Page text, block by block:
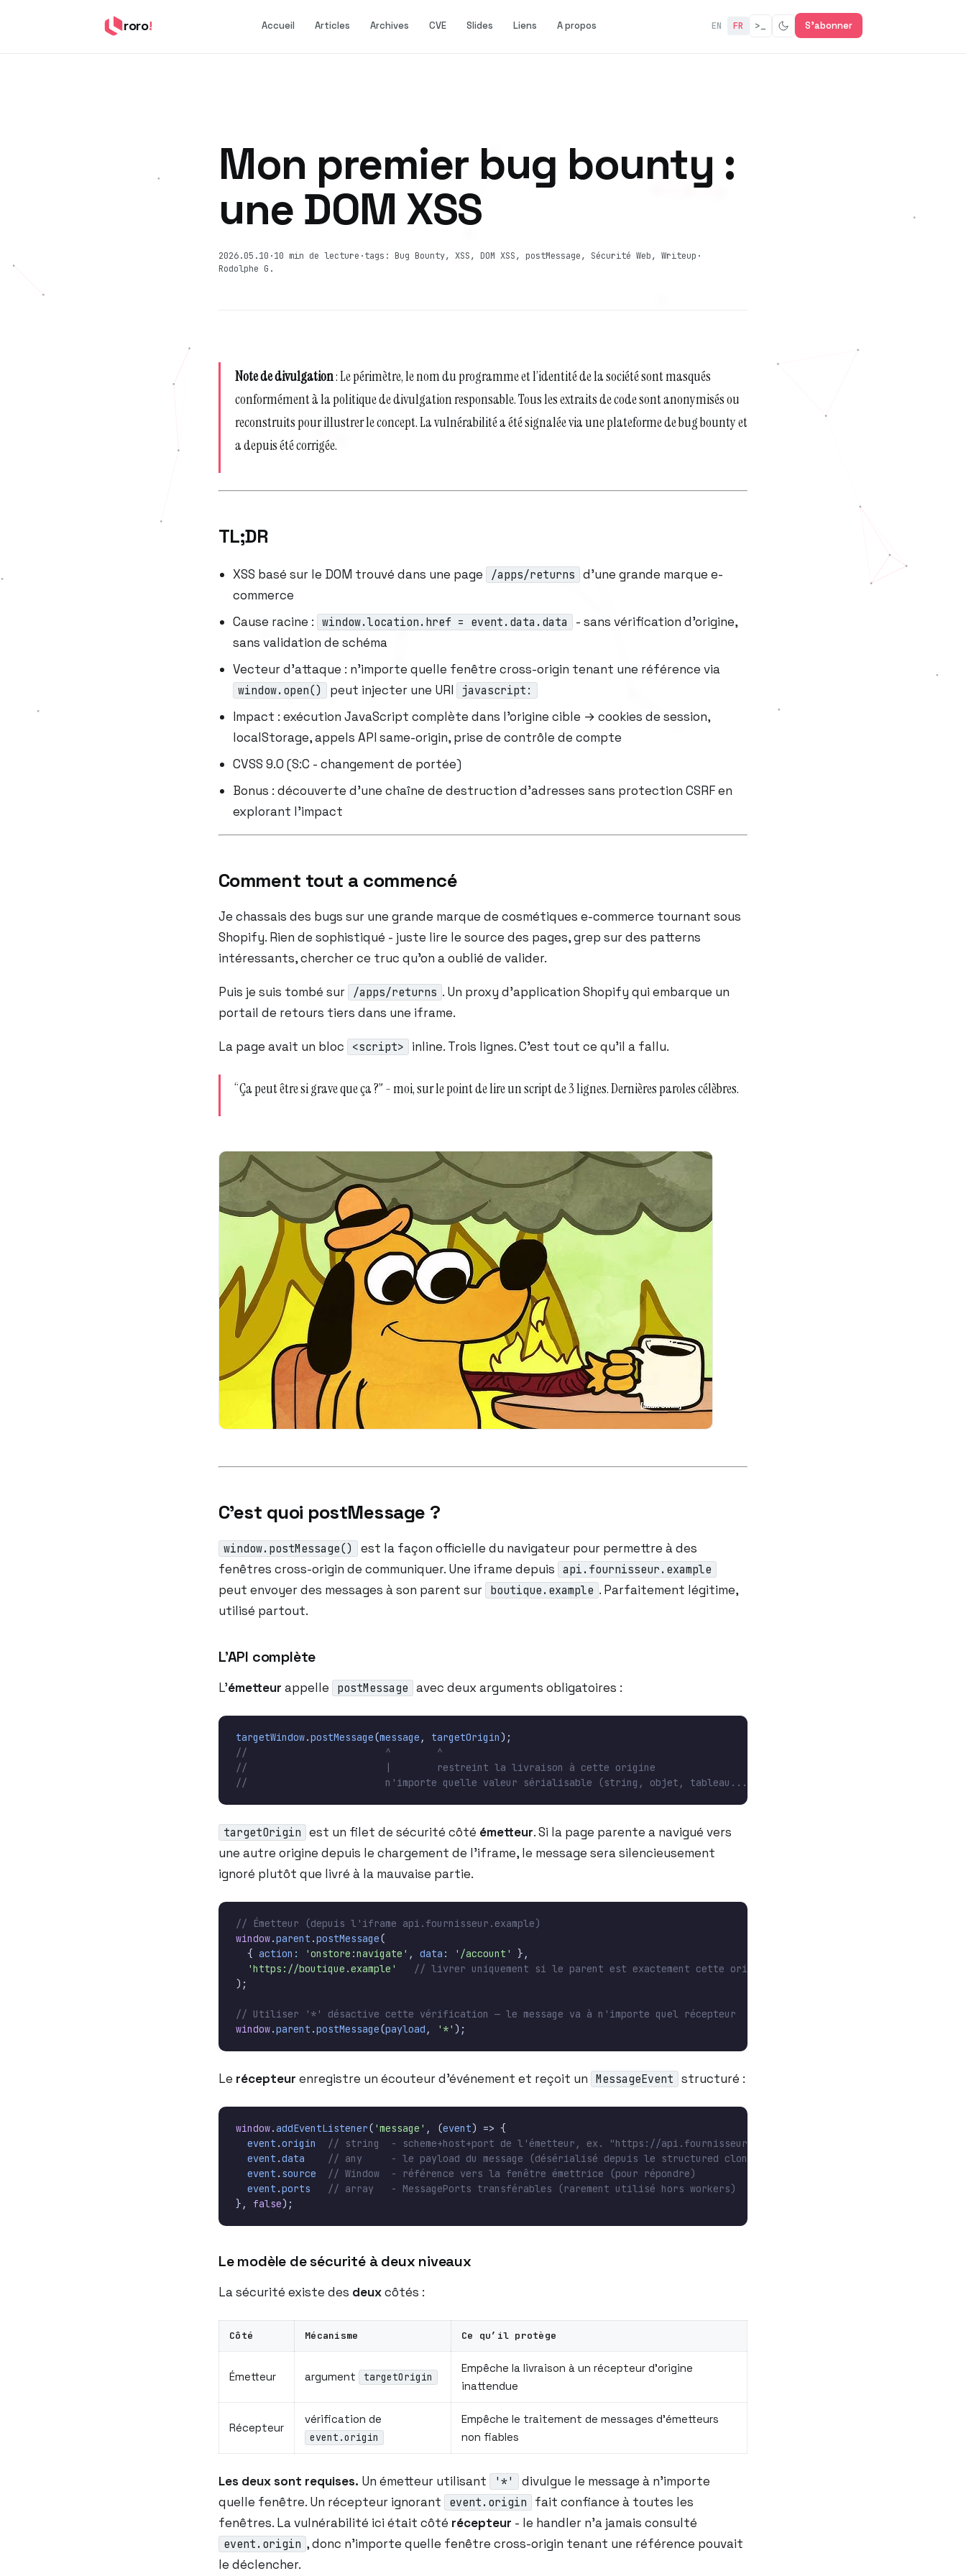
roro! Accueil Articles Archives CVE Slides Liens A propos EN FR >_ S'abonner
Mon premier bug bounty :
une DOM XSS
2026.05.10 ·10 min de lecture ·tags: Bug Bounty, XSS, DOM XSS, postMessage, Sécurité Web, Writeup ·
Rodolphe G.
Note de divulgation: Le périmètre, le nom du programme et l’identité de la société sont masqués
conformément à la politique de divulgation responsable. Tous les extraits de code sont anonymisés ou
reconstruits pour illustrer le concept. La vulnérabilité a été signalée via une plateforme de bug bounty et
a depuis été corrigée.
TL;DR
XSS basé sur le DOM trouvé dans une page /apps/returns
d’une grande marque e-
commerce
Cause racine :
window.location.href = event.data.data
- sans vérification d’origine,
sans validation de schéma
Vecteur d’attaque : n’importe quelle fenêtre cross-origin tenant une référence via
window.open() peut injecter une URI javascript:
Impact : exécution JavaScript complète dans l’origine cible → cookies de session,
localStorage, appels API same-origin, prise de contrôle de compte
CVSS 9.0 (S:C - changement de portée)
Bonus : découverte d’une chaîne de destruction d’adresses sans protection CSRF en
explorant l’impact
Comment tout a commencé
Je chassais des bugs sur une grande marque de cosmétiques e-commerce tournant sous
Shopify. Rien de sophistiqué - juste lire le source des pages, grep sur des patterns
intéressants, chercher ce truc qu’on a oublié de valider.
Puis je suis tombé sur /apps/returns . Un proxy d’application Shopify qui embarque un
portail de retours tiers dans une iframe.
La page avait un bloc <script> inline. Trois lignes. C’est tout ce qu’il a fallu.
“Ça peut être si grave que ça ?” - moi, sur le point de lire un script de 3 lignes. Dernières paroles célèbres.
C’est quoi postMessage ?
window.postMessage()
est la façon officielle du navigateur pour permettre à des
fenêtres cross-origin de communiquer. Une iframe depuis
api.fournisseur.example
peut envoyer des messages à son parent sur boutique.example . Parfaitement légitime,
utilisé partout.
L’API complète
L’émetteur appelle postMessage avec deux arguments obligatoires :
targetWindow.postMessage(message , targetOrigin);
targetOrigin est un filet de sécurité côté émetteur. Si la page parente a navigué vers
une autre origine depuis le chargement de l’iframe, le message sera silencieusement
ignoré plutôt que livré à la mauvaise partie.
window.parent .postMessage(
{ action : 'onstore:navigate' , data : '/account'
},
'https://boutique.example'
);
window.parent .postMessage(payload , '*' );
Le récepteur enregistre un écouteur d’événement et reçoit un MessageEvent structuré :
window.addEventListener( 'message' , (event) => {
event .origin
event .data
event . source
event .ports
},
false);
Le modèle de sécurité à deux niveaux
La sécurité existe des deuxcôtés :
Côté Mécanisme Ce qu’il protège
Émetteur argument targetOrigin
Empêche la livraison à un récepteur d’origine
inattendue
Récepteur
vérification de
event.origin
Empêche le traitement de messages d’émetteurs
non fiables
Les deux sont requises. Un émetteur utilisant '*'
divulgue le message à n’importe
quelle fenêtre. Un récepteur ignorant
event.origin
fait confiance à toutes les
fenêtres. La vulnérabilité ici était côté récepteur - le handler n’a jamais consulté
event.origin , donc n’importe quelle fenêtre cross-origin tenant une référence pouvait
le déclencher.